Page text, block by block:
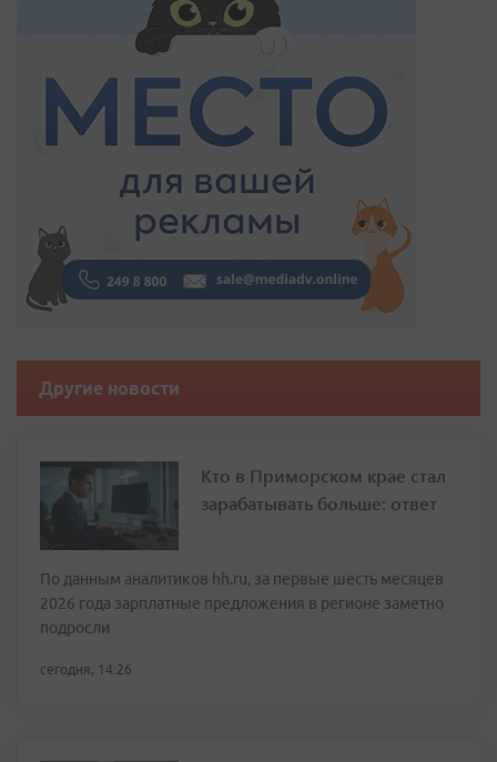
Другие новости
Кто в Приморском крае стал
зарабатывать больше: ответ
По данным аналитиков hh.ru, за первые шесть месяцев
2026 года зарплатные предложения в регионе заметно
подросли
сегодня, 14:26